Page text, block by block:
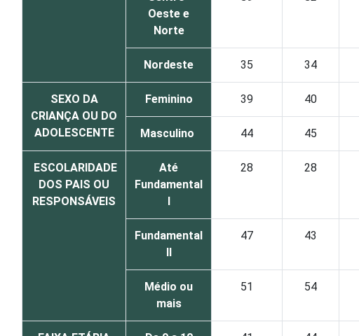
Oeste e
Norte
Nordeste 35 34
SEXO DA
CRIANÇA OU DO
ADOLESCENTE
Feminino 39 40
Masculino 44 45
ESCOLARIDADE
DOS PAIS OU
RESPONSÁVEIS
Até
Fundamental
I
28 28
Fundamental
II
47 43
Médio ou
mais
51 54